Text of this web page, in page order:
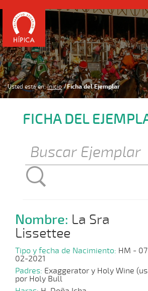
Usted está en: Inicio Ficha del Ejemplar
FICHA DEL
Nombre: La Sra
Lissettee
Tipo y fecha de Nacimiento: HM -
02-2021
Padres: Exaggerator y Holy Wine
por Holy Bull